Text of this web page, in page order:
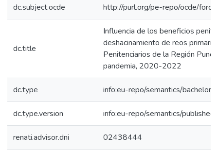
dc.subject.ocde http://purl.org/pe-repo/ocde/
dc.title
Influencia de los beneficios
deshacinamiento de reos
Penitenciarios de la Región
pandemia, 2020-2022
dc.type info:eu-repo/semantics/
dc.type.version info:eu-repo/semantics/
renati.advisor.dni 02438444